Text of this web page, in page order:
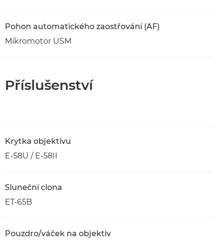
Pohon automatického zaostřování (AF)
Mikromotor USM
Příslušenství
Krytka objektivu
E-58U / E-58II
Sluneční clona
ET-65B
Pouzdro/váček na objektiv